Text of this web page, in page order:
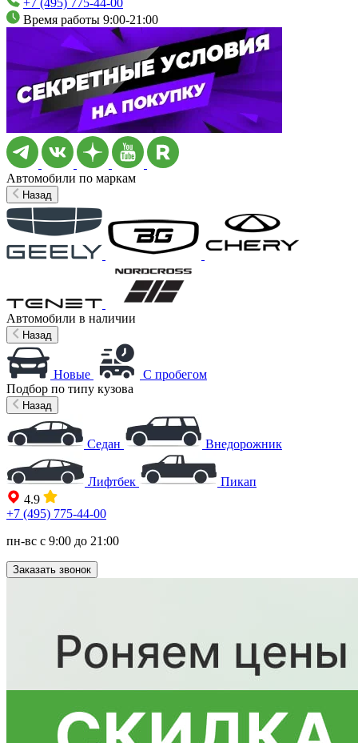
+7 (495) 775-44-00
Время работы 9:00-21:00
Автомобили по маркам
Назад
Автомобили в наличии
Назад
Новые
С пробегом
Подбор по типу кузова
Назад
Седан Внедорожник
Лифтбек
Пикап
4.9
+7 (495) 775-44-00
пн-вс с 9:00 до 21:00
Заказать звонок